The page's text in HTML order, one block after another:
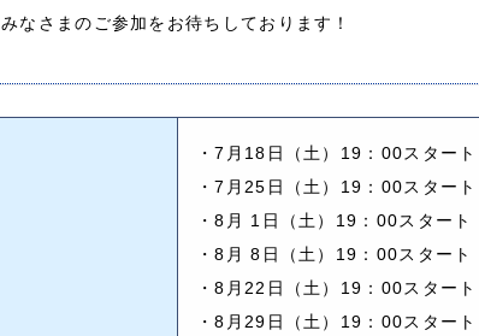
みなさまのご参加をお待ちしております！
・7月18日（土）19：00スタート
・7月25日（土）19：00スタート
・8月 1日（土）19：00スタート
・8月 8日（土）19：00スタート
・8月22日（土）19：00スタート
・8月29日（土）19：00スタート